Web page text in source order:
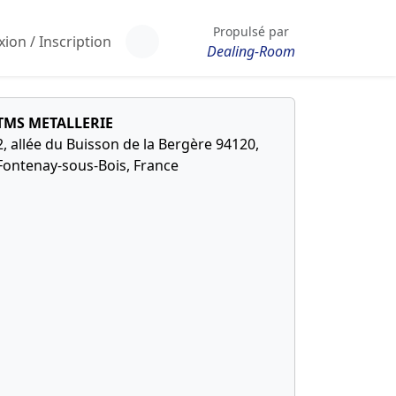
/ Inscription
Propulsé par
Dealing-Room
METALLERIE
allée du Buisson de la Bergère 94120,
sous-Bois, France